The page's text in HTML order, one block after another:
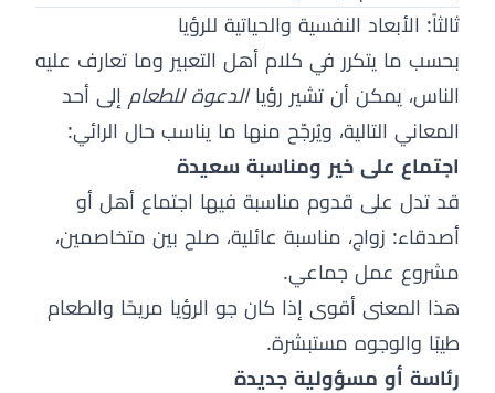
ثالثاً: الأبعاد النفسية والحياتية للرؤيا
بحسب ما يتكرر في كلام أهل التعبير وما تعارف عليه
الناس، يمكن أن تشير رؤياالدعوة للطعام إلى أحد
المعاني التالية، ويُرجّح منها ما يناسب حال الرائي:
اجتماع على خير ومناسبة سعيدة
قد تدل على قدوم مناسبة فيها اجتماع أهل أو
أصدقاء: زواج، مناسبة عائلية، صلح بين متخاصمين،
مشروع عمل جماعي.
هذا المعنى أقوى إذا كان جو الرؤيا مريحًا والطعام
طيبًا والوجوه مستبشرة.
رئاسة أو مسؤولية جديدة